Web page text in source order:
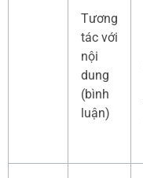
Tương
tác với
nội
dung
(bình
luận)